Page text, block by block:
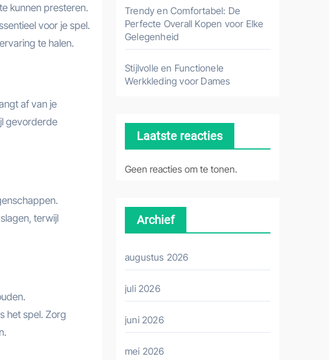
kunnen presteren.
voor je spel.
te halen.
af van je
gevorderde
terwijl
het spel. Zorg
Trendy en Comfortabel: De
Perfecte Overall Kopen voor Elke
Gelegenheid
Stijlvolle en Functionele
Werkkleding voor Dames
Laatste reacties
Geen reacties om te tonen.
Archief
augustus 2026
juli 2026
juni 2026
mei 2026